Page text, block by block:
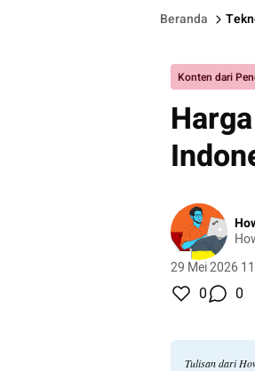
Beranda
Konten dari
29 Mei 2026
0 0
Tulisan dari